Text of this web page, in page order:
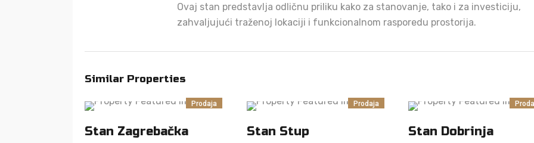
Ovaj stan predstavlja odličnu priliku kako za stanovanje, tako i za investiciju,
zahvaljujući traženoj lokaciji i funkcionalnom rasporedu prostorija.
Similar Properties
Prodaja
Stan Zagrebačka
Prodaja
Stan Stup Stan Dobrinja